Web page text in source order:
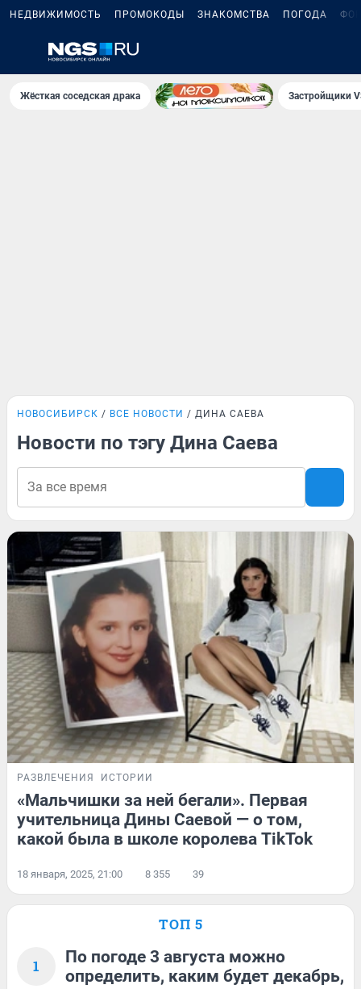
НЕДВИЖИМОСТЬ ПРОМОКОДЫ ЗНАКОМСТВА ПОГОДА
Жёсткая соседская драка Застройщики
НОВОСИБИРСК ВСЕ НОВОСТИ ДИНА САЕВА
Новости по тэгу Дина Саева
РАЗВЛЕЧЕНИЯ ИСТОРИИ
«Мальчишки за ней бегали». Первая
учительница Дины Саевой — о том,
какой была в школе королева TikTok
18 января, 2025, 21:00 8 355 39
ТОП 5
1
По погоде 3 августа можно
определить, каким будет декабрь,